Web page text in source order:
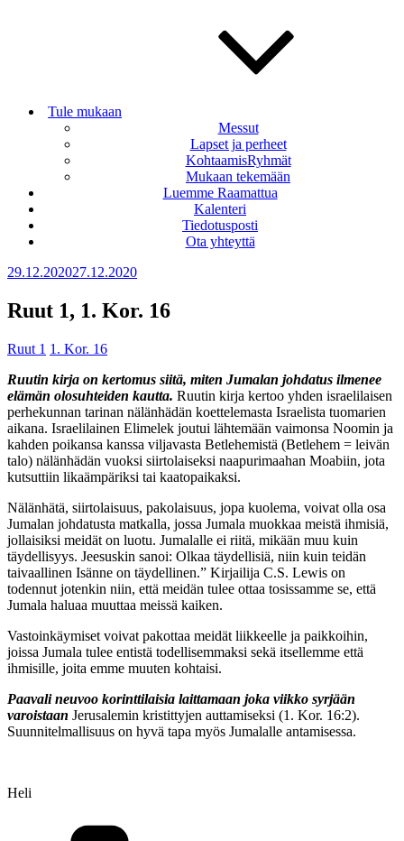
Tule mukaan
Messut
Lapset ja perheet
KohtaamisRyhmät
Mukaan tekemään
Luemme Raamattua
Kalenteri
Tiedotusposti
Ota yhteyttä
Julkaistu
29.12.202027.12.2020
Ruut 1, 1. Kor. 16
Ruut 1 1. Kor. 16
Ruutin kirja on kertomus siitä, miten Jumalan johdatus ilmenee
elämän olosuhteiden kautta. Ruutin kirja kertoo yhden israelilaisen
perhekunnan tarinan nälänhädän koettelemasta Israelista tuomarien
aikana. Israelilainen Elimelek joutui lähtemään vaimonsa Noomin ja
kahden poikansa kanssa viljavasta Betlehemistä (Betlehem = leivän
talo) nälänhädän vuoksi siirtolaiseksi naapurimaahan Moabiin, jota
kutsuttiin likaämpäriksi tai kaatopaikaksi.
Nälänhätä, siirtolaisuus, pakolaisuus, jopa kuolema, voivat olla osa
Jumalan johdatusta matkalla, jossa Jumala muokkaa meistä ihmisiä,
jollaisiksi meidät on luotu. Jumalalle ei riitä, mikään muu kuin
täydellisyys. Jeesuskin sanoi: Olkaa täydellisiä, niin kuin teidän
taivaallinen Isänne on täydellinen.” Kirjailija C.S. Lewis on
todennut jotenkin niin, että meidän tulee ottaa tosissamme se, että
Jumala haluaa muuttaa meissä kaiken.
Vastoinkäymiset voivat pakottaa meidät liikkeelle ja paikkoihin,
joissa Jumala tulee entistä todellisemmaksi sekä itsellemme että
ihmisille, joita emme muuten kohtaisi.
Paavali neuvoo korinttilaisia laittamaan joka viikko syrjään
varoistaan Jerusalemin kristittyjen auttamiseksi (1. Kor. 16:2).
Suunnitelmallisuus on hyvä tapa myös Jumalalle antamisessa.
Heli